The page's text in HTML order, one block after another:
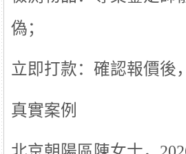
偽；
立即打款：確認報價後
真實案例